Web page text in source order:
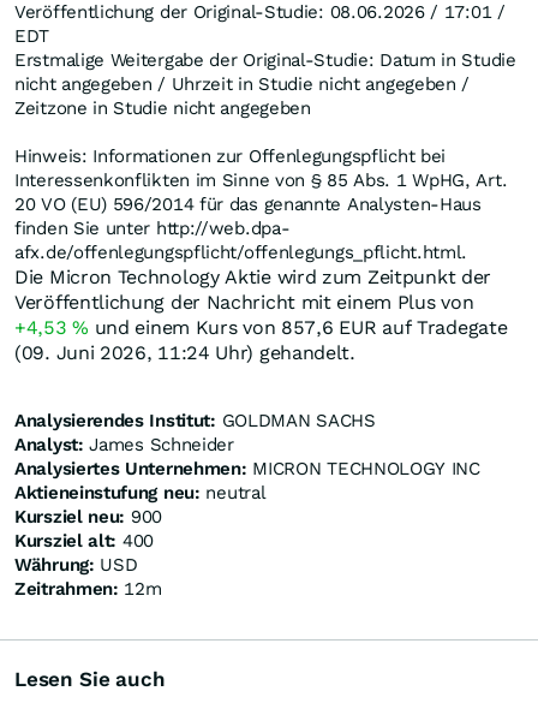
Veröffentlichung der Original-Studie: 08.06.2026 / 17:01 /
EDT
Erstmalige Weitergabe der Original-Studie: Datum in Studie
nicht angegeben / Uhrzeit in Studie nicht angegeben /
Zeitzone in Studie nicht angegeben
Hinweis: Informationen zur Offenlegungspflicht bei
Interessenkonflikten im Sinne von § 85 Abs. 1 WpHG, Art.
20 VO (EU) 596/2014 für das genannte Analysten-Haus
finden Sie unter http://web.dpa-
afx.de/offenlegungspflicht/offenlegungs_pflicht.html.
Die Micron Technology Aktie wird zum Zeitpunkt der
Veröffentlichung der Nachricht mit einem Plus von
+4,53% und einem Kurs von 857,6 EUR auf Tradegate
(09. Juni 2026, 11:24 Uhr) gehandelt.
Analysierendes Institut: GOLDMAN SACHS
Analyst: James Schneider
Analysiertes Unternehmen: MICRON TECHNOLOGY INC
Aktieneinstufung neu: neutral
Kursziel neu: 900
Kursziel alt: 400
Währung: USD
Zeitrahmen: 12m
Lesen Sie auch